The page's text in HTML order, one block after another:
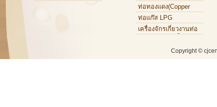
ท่อทองแดง(Copper
Tube)
ท่อแก๊ส LPG
เครื่องจักรเกี่ยวงานท่อ
Copyright ©